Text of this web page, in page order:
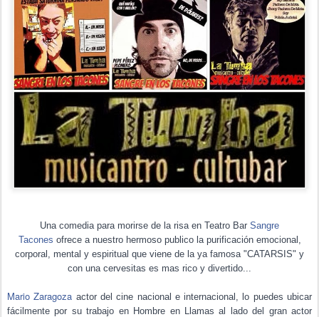
Una comedia para morirse de la risa en Teatro Bar Sangre
Tacones ofrece a nuestro hermoso publico la purificación emocional,
corporal, mental y espiritual que viene de la ya famosa "CATARSIS" y
con una cervesitas es mas rico y divertido...
Mario Zaragoza actor del cine nacional e internacional, lo puedes ubicar
fácilmente por su trabajo en Hombre en Llamas al lado del gran actor